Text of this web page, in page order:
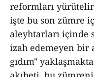
reformları
işte bu son zümre
aleyhtarları içinde
izah edemeyen bir
gıdım"